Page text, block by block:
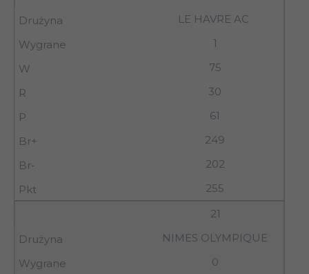
LE HAVRE AC
1
75
30
61
249
202
255
21
NIMES OLYMPIQUE
0